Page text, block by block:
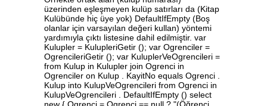
üzerinden eşleşmeyen kulüp satırları da (Kitap
Kulübünde hiç üye yok) DefaultIfEmpty (Boş
olanlar için varsayılan değeri kullan) yöntemi
yardımıyla çıktı listesine dahil edilmiştir. var
Kulupler = KulupleriGetir (); var Ogrenciler =
OgrencileriGetir (); var KuluplerVeOgrencileri =
from Kulup in Kulupler join Ogrenci in
Ogrenciler on Kulup . KayitNo equals Ogrenci .
Kulup into KulupVeOgrencileri from Ogrenci in
KulupVeOgrencileri . DefaultIfEmpty () select